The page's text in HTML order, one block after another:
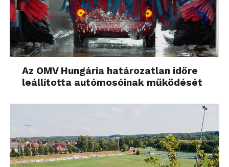
más felületre, ráadásul 360 fokos kivetítési
lehetőséget biztosítva. Az újonnan hozzáadott
vízszintes trapéztorzítás-korrekcióval és 4 sarkos
beállítással tökéletes alakú képet vetíthetünk ki még
akkor is, ha a projektort oldalsó szögben
elhelyeztük el. Akár az ágy melletti kisszekrényen,
akár a teraszon használjuk, az M1X-ben bízhatunk,
nyújtani.
Az OMV Hungária határozatlan időre
leállította autómosóinak működését